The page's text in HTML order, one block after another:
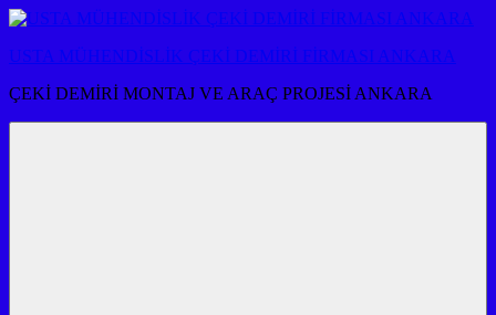
İçeriğe
USTA MÜHENDİSLİK ÇEKİ DEMİRİ FİRMASI ANKARA
ÇEKİ DEMİRİ MONTAJ VE ARAÇ PROJESİ ANKARA